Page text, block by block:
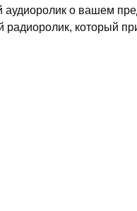
о вашем
радиоролик, который